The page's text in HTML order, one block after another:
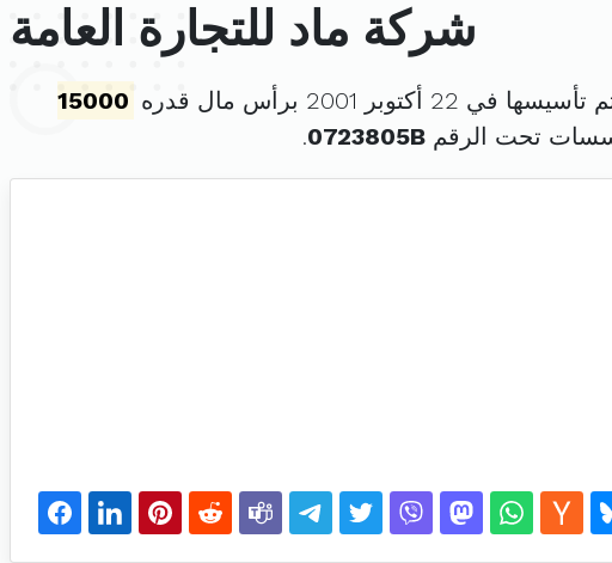
شركة ماد للتجارة العامة
في 22 أكتوبر 2001 برأس مال قدره
15000
تحت الرقم 0723805B
.